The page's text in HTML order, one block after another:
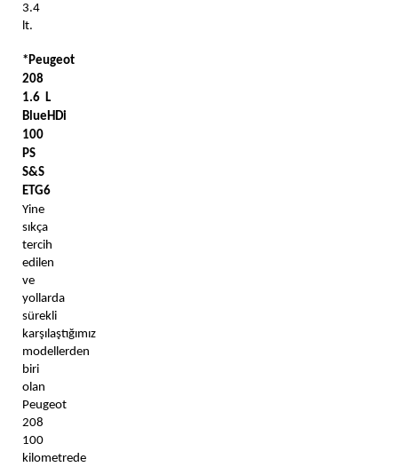
3.4
lt.
*Peugeot
208
1.6 L
BlueHDi
100
PS
S&S
ETG6
Yine
sıkça
tercih
edilen
ve
yollarda
sürekli
karşılaştığımız
modellerden
biri
olan
Peugeot
208
100
kilometrede